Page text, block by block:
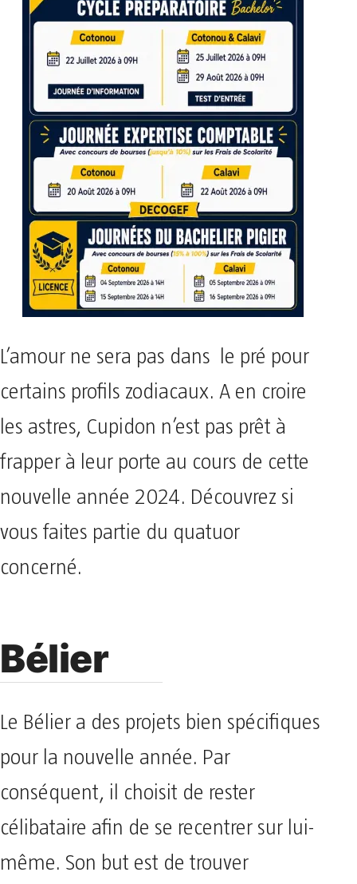
L’amour ne sera pas dans le pré pour
certains profils zodiacaux. A en croire
les astres, Cupidon n’est pas prêt à
frapper à leur porte au cours de cette
nouvelle année 2024. Découvrez si
vous faites partie du quatuor
concerné.
Bélier
Le Bélier a des projets bien spécifiques
pour la nouvelle année. Par
conséquent, il choisit de rester
célibataire afin de se recentrer sur lui-
même. Son but est de trouver